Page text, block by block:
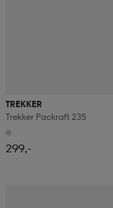
TREKKER
Trekker Packraft 235
299,-